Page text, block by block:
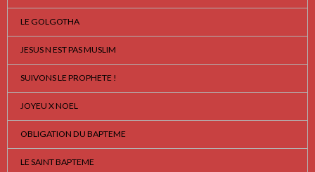
LE GOLGOTHA
JESUS N EST PAS MUSLIM
SUIVONS LE PROPHETE !
JOYEU X NOEL
OBLIGATION DU BAPTEME
LE SAINT BAPTEME